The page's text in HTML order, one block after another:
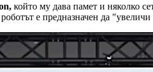
който му дава памет и няколко
е предназначен да